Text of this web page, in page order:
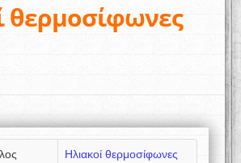
θερμοσίφωνες
Ηλιακοί θερμοσίφωνες